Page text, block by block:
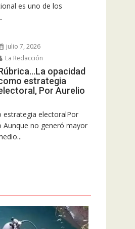
es uno de los
julio 7, 2026
La Redacción
opacidad
estrategia
Por Aurelio
estrategia electoralPor
no generó mayor